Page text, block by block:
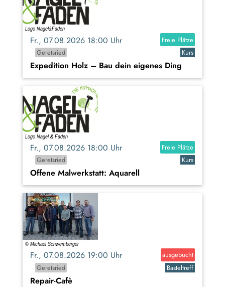
Fr., 07.08.2026 18:00 Uhr
Freie Plätze
Geretsried
Kurs
Expedition Holz – Bau dein eigenes Ding
Fr., 07.08.2026 18:00 Uhr
Freie Plätze
Geretsried
Kurs
Offene Malwerkstatt: Aquarell
Fr., 07.08.2026 19:00 Uhr
ausgebucht
Geretsried
Basteltreff
Repair-Cafè